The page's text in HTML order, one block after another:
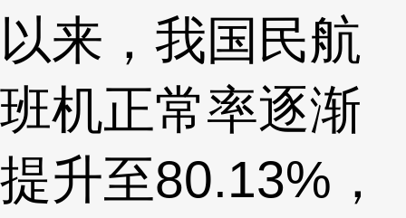
以来，我国民航
班机正常率逐渐
提升至80.13%，